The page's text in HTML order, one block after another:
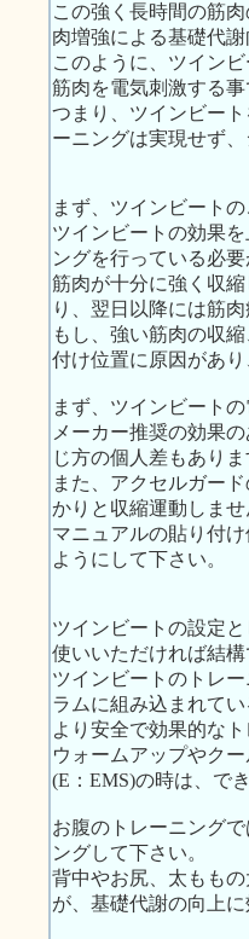
この強く長時間の筋
肉増強による基礎代
このように、ツイン
筋肉を電気刺激する
つまり、ツインビー
ーニングは実現せず
まず、ツインビート
ツインビートの効果
ングを行っている必要
筋肉が十分に強く収
り、翌日以降には筋肉
もし、強い筋肉の収
付け位置に原因があ
まず、ツインビート
メーカー推奨の効果
じ方の個人差もあり
また、アクセルガー
かりと収縮運動しませ
マニュアルの貼り付
ようにして下さい。
ツインビートの設定
使いいただければ結構
ツインビートのトレ
ラムに組み込まれて
より安全で効果的な
ウォームアップやク
(E：EMS)の時は、で
お腹のトレーニング
ングして下さい。
背中やお尻、太もも
が、基礎代謝の向上